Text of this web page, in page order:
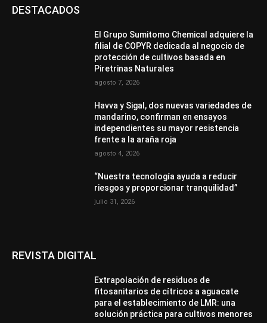
DESTACADOS
El Grupo Sumitomo Chemical adquiere la
filial de COPYR dedicada al negocio de
protección de cultivos basada en
Piretrinas Naturales
agosto 7, 2026
Havva y Sigal, dos nuevas variedades de
mandarino, confirman en ensayos
independientes su mayor resistencia
frente a la araña roja
agosto 4, 2026
“Nuestra tecnología ayuda a reducir
riesgos y proporcionar tranquilidad”
julio 31, 2026
REVISTA DIGITAL
Extrapolación de residuos de
fitosanitarios de cítricos a aguacate
para el establecimiento de LMR: una
solución práctica para cultivos menores